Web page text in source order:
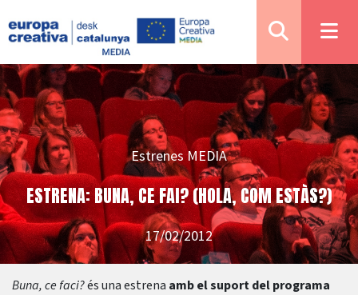
Estrenes MEDIA
ESTRENA: BUNA, CE FAI? (HOLA, COM ESTÀS?)
17/02/2012
Buna, ce faci?és una estrena amb el suport del programa